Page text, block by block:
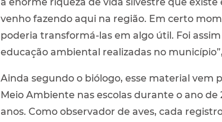
venho fazendo aqui na região. Em certo
poderia transformá-las em algo útil. Foi
educação ambiental realizadas no
Ainda segundo o biólogo, esse material vem
Meio Ambiente nas escolas durante o ano
anos. Como observador de aves, cada